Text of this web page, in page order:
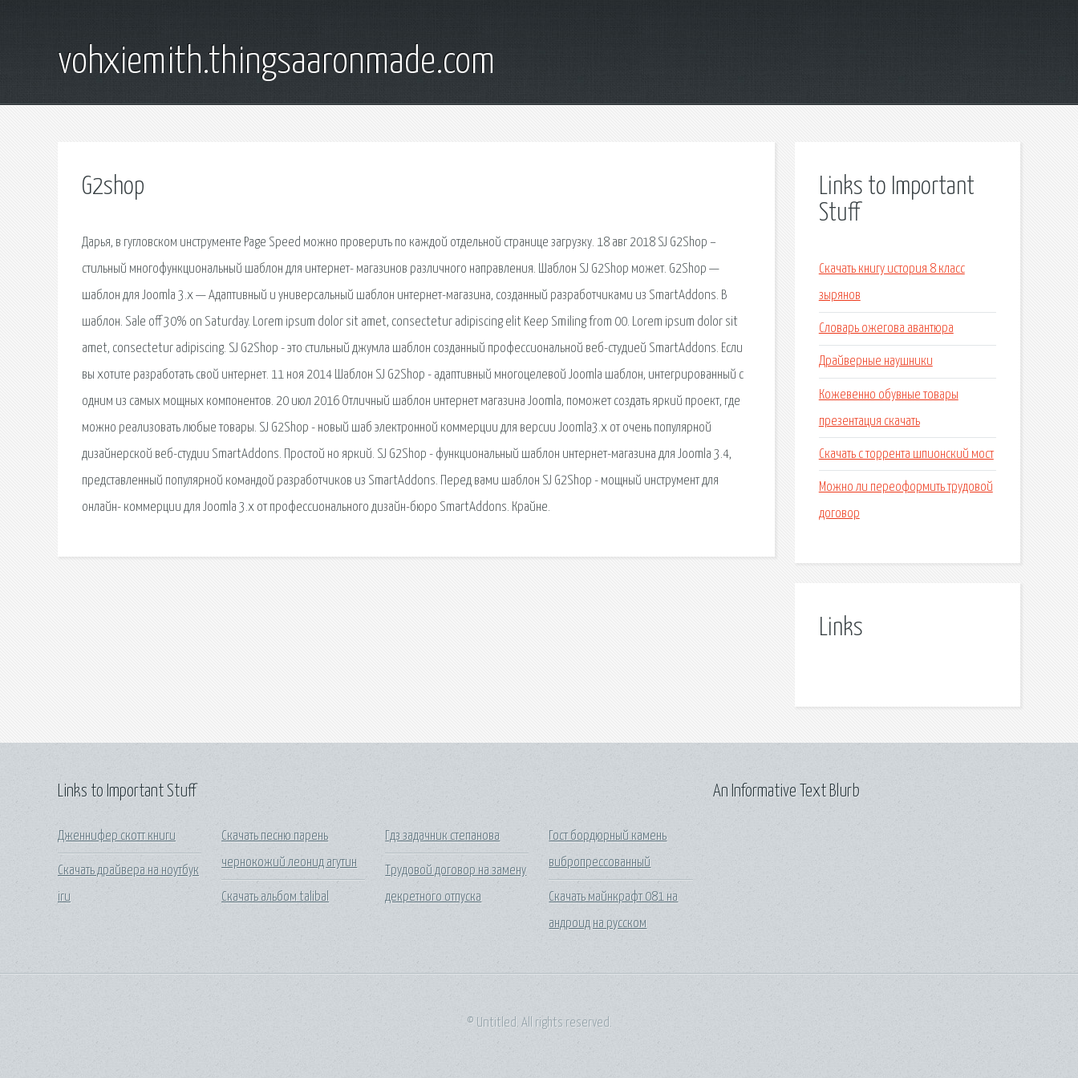
vohxiemith.thingsaaronmade.com
G2shop
Дарья, в гугловском инструменте Page Speed можно проверить по каждой отдельной странице загрузку. 18 авг 2018 SJ G2Shop –
стильный многофункциональный шаблон для интернет- магазинов различного направления. Шаблон SJ G2Shop может. G2Shop —
шаблон для Joomla 3.x — Адаптивный и универсальный шаблон интернет-магазина, созданный разработчиками из SmartAddons. В
шаблон. Sale off 30% on Saturday. Lorem ipsum dolor sit amet, consectetur adipiscing elit Keep Smiling from 00. Lorem ipsum dolor sit
amet, consectetur adipiscing. SJ G2Shop - это стильный джумла шаблон созданный профессиональной веб-студией SmartAddons. Если
вы хотите разработать свой интернет. 11 ноя 2014 Шаблон SJ G2Shop - адаптивный многоцелевой Joomla шаблон, интегрированный с
одним из самых мощных компонентов. 20 июл 2016 Отличный шаблон интернет магазина Joomla, поможет создать яркий проект, где
можно реализовать любые товары. SJ G2Shop - новый шаб электронной коммерции для версии Joomla3.x от очень популярной
дизайнерской веб-студии SmartAddons. Простой но яркий. SJ G2Shop - функциональный шаблон интернет-магазина для Joomla 3.4,
представленный популярной командой разработчиков из SmartAddons. Перед вами шаблон SJ G2Shop - мощный инструмент для
онлайн- коммерции для Joomla 3.x от профессионального дизайн-бюро SmartAddons. Крайне.
Links to Important
Stuff
Скачать книгу история 8 класс
зырянов
Словарь ожегова авантюра
Драйверные наушники
Кожевенно обувные товары
презентация скачать
Скачать с торрента шпионский мост
Можно ли переоформить трудовой
договор
Links
Links to Important Stuff
Дженнифер скотт книги
Скачать драйвера на ноутбук
iru
Скачать песню парень
чернокожий леонид агутин
Скачать альбом talibal
Гдз задачник степанова
Трудовой договор на замену
декретного отпуска
Гост бордюрный камень
вибропрессованный
Скачать майнкрафт 081 на
андроид на русском
An Informative Text Blurb
© Untitled. All rights reserved.